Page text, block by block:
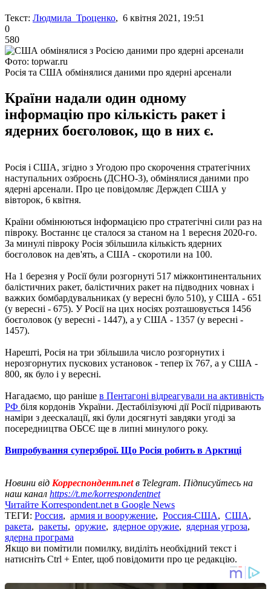
Текст: Людмила Троценко, 6 квітня 2021, 19:51
0
580
Фото: topwar.ru
Росія та США обмінялися даними про ядерні арсенали
Країни надали один одному
інформацію про кількість ракет і
ядерних боєголовок, що в них є.
Росія і США, згідно з Угодою про скорочення стратегічних
наступальних озброєнь (ДСНО-3), обмінялися даними про
ядерні арсенали. Про це повідомляє Держдеп США у
вівторок, 6 квітня.
Країни обмінюються інформацією про стратегічні сили раз на
півроку. Востаннє це сталося за станом на 1 вересня 2020-го.
За минулі півроку Росія збільшила кількість ядерних
боєголовок на дев'ять, а США - скоротили на 100.
На 1 березня у Росії були розгорнуті 517 міжконтинентальних
балістичних ракет, балістичних ракет на підводних човнах і
важких бомбардувальниках (у вересні було 510), у США - 651
(у вересні - 675). У Росії на цих носіях розташовується 1456
боєголовок (у вересні - 1447), а у США - 1357 (у вересні -
1457).
Нарешті, Росія на три збільшила число розгорнутих і
нерозгорнутих пускових установок - тепер їх 767, а у США -
800, як було і у вересні.
Нагадаємо, що раніше в Пентагоні відреагували на активність
РФ біля кордонів України. Дестабілізуючі дії Росії підривають
наміри з деескалації, які були досягнуті завдяки угоді за
посередництва ОБСЄ ще в липні минулого року.
Випробування суперзброї. Що Росія робить в Арктиці
Новини від Корреспондент.netв Telegram. Підписуйтесь на
наш канал https://t.me/korrespondentnet
Читайте Korrespondent.net в Google News
ТЕГИ: Россия, армия и вооружение, Россия-США, США,
ракета, ракеты, оружие, ядерное оружие, ядерная угроза,
ядерна програма
Якщо ви помітили помилку, виділіть необхідний текст і
натисніть Ctrl + Enter, щоб повідомити про це редакцію.